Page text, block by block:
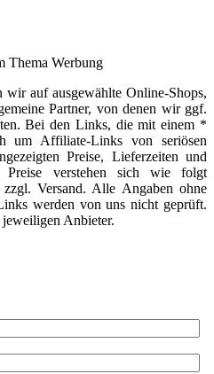
Thema Werbung
wir auf ausgewählte Online-Shops,
Partner, von denen wir ggf.
Bei den Links, die mit einem *
um Affiliate-Links von seriösen
Preise, Lieferzeiten und
Preise verstehen sich wie folgt
Versand. Alle Angaben ohne
werden von uns nicht geprüft.
Anbieter.